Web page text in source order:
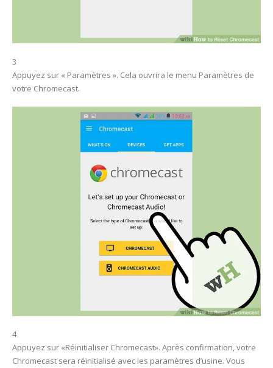
3
Appuyez sur « Paramètres ». Cela ouvrira le menu Paramètres de
votre Chromecast.
4
Appuyez sur «Réinitialiser Chromecast». Après confirmation, votre
Chromecast sera réinitialisé avec les paramètres d’usine. Vous